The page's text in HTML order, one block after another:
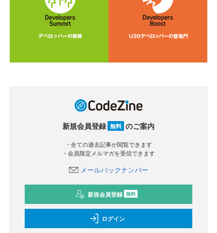
新規会員登録 無料 のご案内
・全ての過去記事が閲覧できます
・会員限定メルマガを受信できます
メールバックナンバー
新規会員登録 無料
ログイン